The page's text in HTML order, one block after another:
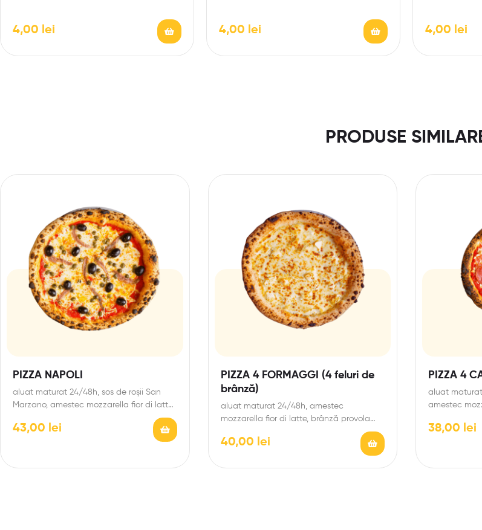
4,00 lei 4,00 lei 4,00 lei
PRODUSE
PIZZA NAPOLI
aluat maturat 24/48h, sos de roșii San
Marzano, amestec mozzarella fior di latte,
43,00 lei
PIZZA 4 FORMAGGI (4 feluri de
brânză)
aluat maturat 24/48h, amestec
mozzarella fior di latte, brânză provola
afumată, gorgonzola, parmezan grana
padano…
40,00 lei
PIZZA 4
aluat maturat
amestec
38,00 lei